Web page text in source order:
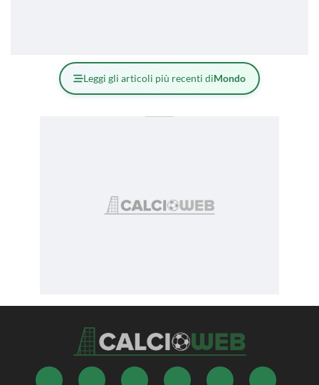
Leggi gli articoli più recenti diMondo